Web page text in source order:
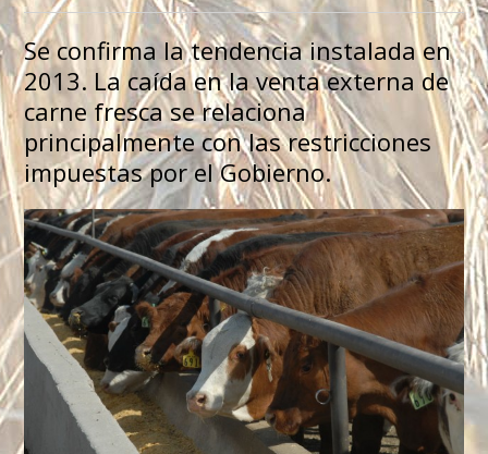
Se confirma la tendencia instalada en
2013. La caída en la venta externa de
carne fresca se relaciona
principalmente con las restricciones
impuestas por el Gobierno.